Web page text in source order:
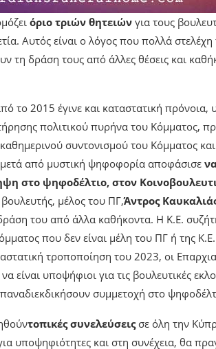
όριο τριών θητειών για τους
Αυτός είναι ο λόγος που πολλά
τη δράση τους από άλλες θέσεις και
2015 έγινε και καταστατική πρόνοια,
πολιτικού πυρήνα του Κόμματος,
συντονισμού του Κόμματος
από μυστική ψηφοφορία αποφάσισε
στο ψηφοδέλτιο, στον
μέλος του ΠΓ,Άντρος
του από άλλα καθήκοντα. Η Κ.Ε.
που δεν είναι μέλη του ΠΓ ή της
τροποποίηση του 2023, οι
υποψήφιοι για τις βουλευτικές
συμμετοχή στο
τοπικές συνελεύσειςσε όλη την
υποψηφιότητες και στη συνέχεια, θα